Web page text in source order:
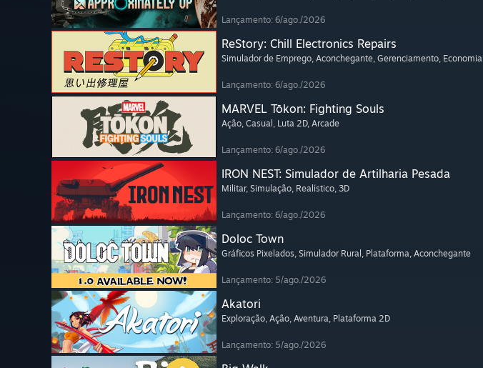
Lançamento: 6/ago./2026
ReStory: Chill Electronics Repairs
Simulador de Emprego, Aconchegante, Gerenciamento, Economia
Lançamento: 6/ago./2026
MARVEL Tōkon: Fighting Souls
Ação, Casual , Luta 2D, Arcade
Lançamento: 6/ago./2026
IRON NEST: Simulador de Artilharia Pesada
Militar, Simulação, Realístico, 3D
Lançamento: 6/ago./2026
Doloc Town
Gráficos Pixelados, Simulador Rural , Plataforma, Aconchegante
Lançamento: 5/ago./2026
Akatori
Exploração, Ação, Aventura, Plataforma 2D
Lançamento: 5/ago./2026